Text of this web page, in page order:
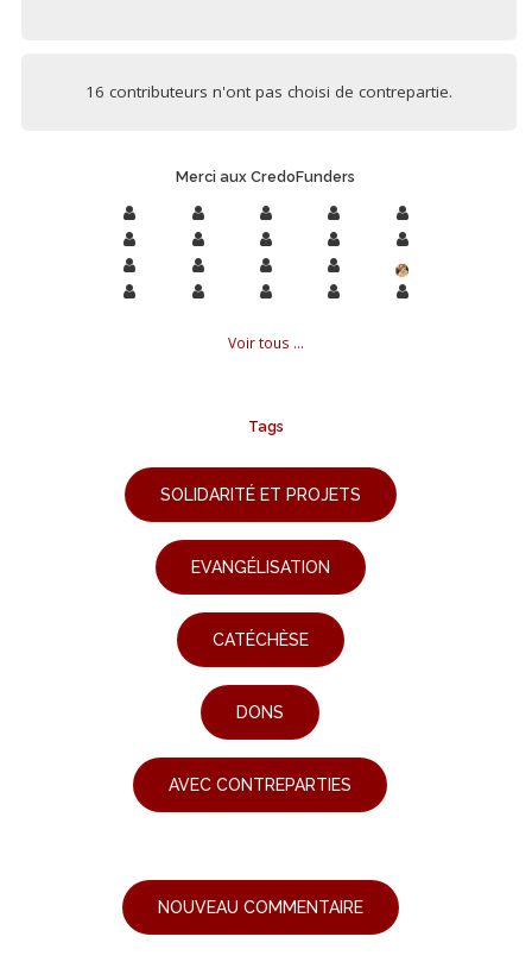
16 contributeurs n'ont pas choisi de contrepartie.
Merci aux CredoFunders
Voir tous ...
Tags
SOLIDARITÉ ET PROJETS
EVANGÉLISATION
CATÉCHÈSE
DONS
AVEC CONTREPARTIES
NOUVEAU COMMENTAIRE